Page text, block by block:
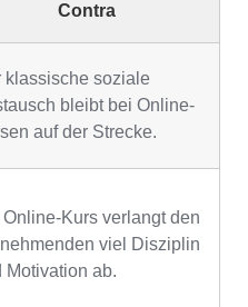
Contra
klassische soziale
bleibt bei Online-
auf der Strecke.
Online-Kurs verlangt den
viel Disziplin
Motivation ab.